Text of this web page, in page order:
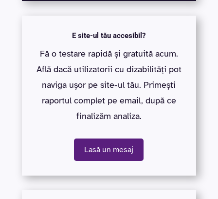
E site-ul tău accesibil?
Fă o testare rapidă și gratuită acum.
Află dacă utilizatorii cu dizabilități pot
naviga ușor pe site-ul tău. Primești
raportul complet pe email, după ce
finalizăm analiza.
Lasă un mesaj